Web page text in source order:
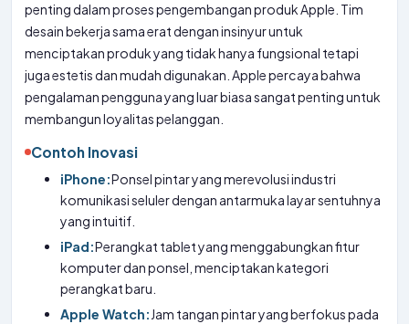
penting dalam proses pengembangan produk Apple. Tim
desain bekerja sama erat dengan insinyur untuk
menciptakan produk yang tidak hanya fungsional tetapi
juga estetis dan mudah digunakan. Apple percaya bahwa
pengalaman pengguna yang luar biasa sangat penting untuk
membangun loyalitas pelanggan.
Contoh Inovasi
iPhone:Ponsel pintar yang merevolusi industri
komunikasi seluler dengan antarmuka layar sentuhnya
yang intuitif.
iPad:Perangkat tablet yang menggabungkan fitur
komputer dan ponsel, menciptakan kategori
perangkat baru.
Apple Watch:Jam tangan pintar yang berfokus pada